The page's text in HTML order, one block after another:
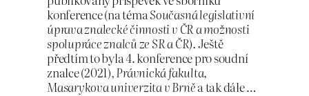
konference (na téma Současná legislativní
úprava znalecké činnosti v ČR a možnosti
spolupráce znalců ze SR a ČR). Ještě
předtím to byla 4. konference pro soudní
znalce (2021),Právnická fakulta,
Masarykova univerzita v Brněa tak dále …